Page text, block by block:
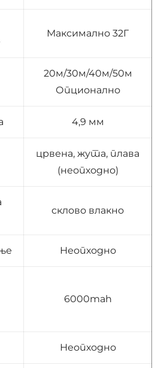
Максимално 32Г
20м/30м/40м/50м
Опционално
4,9 мм
црвена, жута, плава
(неопходно)
склово влакно
Неопходно
6000mah
Неопходно